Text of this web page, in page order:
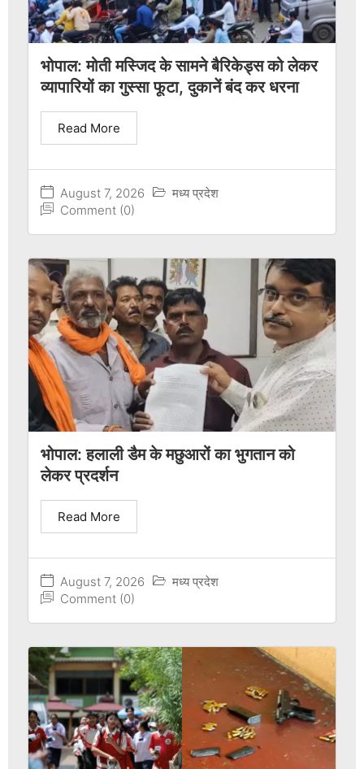
भोपाल: मोती मस्जिद के सामने बैरिकेड्स को लेकर
व्यापारियों का गुस्सा फूटा, दुकानें बंद कर धरना
August 7, 2026
मध्य प्रदेश
Comment (0)
Read More
भोपाल: हलाली डैम के मछुआरों का भुगतान को
लेकर प्रदर्शन
August 7, 2026
मध्य प्रदेश
Comment (0)
Read More